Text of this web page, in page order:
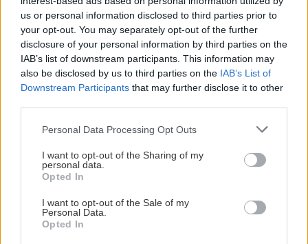
us or personal information disclosed to third parties prior to
your opt-out. You may separately opt-out of the further
disclosure of your personal information by third parties on the
IAB’s list of downstream participants. This information may
also be disclosed by us to third parties on the IAB’s List of
Downstream Participants that may further disclose it to other
Personal Data Processing Opt Outs
I want to opt-out of the Sharing of my
personal data.
Opted In
I want to opt-out of the Sale of my
Personal Data.
Opted In
a Vežu pod Skokom